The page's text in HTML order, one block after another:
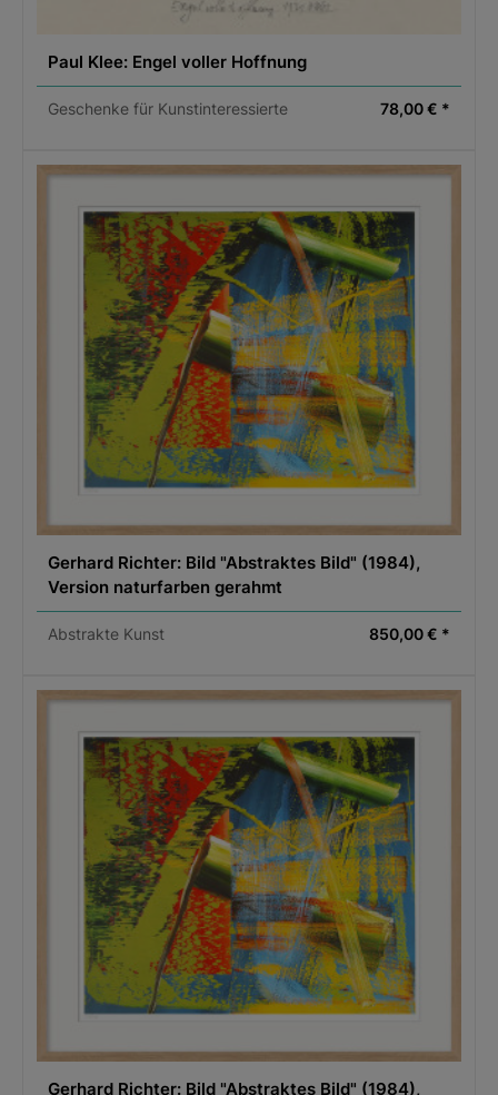
Paul Klee: Engel voller Hoffnung
Geschenke für Kunstinteressierte 78,00 € *
Gerhard Richter: Bild "Abstraktes Bild" (1984),
Version naturfarben gerahmt
Abstrakte Kunst 850,00 € *
Gerhard Richter: Bild "Abstraktes Bild" (1984),